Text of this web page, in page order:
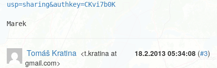
usp=sharing&authkey=CKvi7b0K
Marek
18.2.2013 05:34:08 (#3)
Tomáš Kratina <t.kratina at
gmail.com>